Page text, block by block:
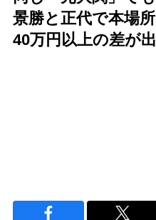
景勝と正代で本場
40万円以上の差が